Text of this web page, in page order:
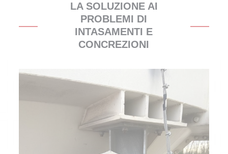
LA SOLUZIONE AI
PROBLEMI DI
INTASAMENTI E
CONCREZIONI